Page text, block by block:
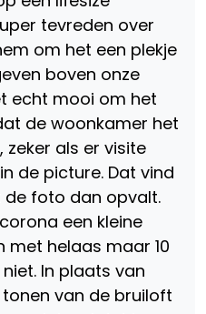
tevreden over
om het een plekje
boven onze
echt mooi om het
de woonkamer het
als er visite
de picture. Dat vind
de foto dan opvalt.
een kleine
helaas maar 10
In plaats van
van de bruiloft